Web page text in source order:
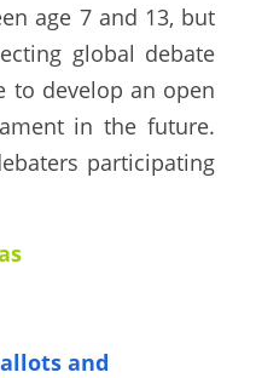
age 7 and 13, but
global debate
to develop an open
in the future.
participating
and